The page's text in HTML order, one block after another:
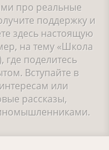
про реальные
поддержку и
здесь настоящую
на тему «Школа
где поделитесь
Вступайте в
или
рассказы,